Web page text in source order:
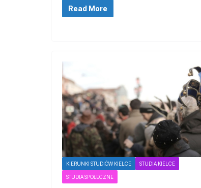
Read More
KIERUNKI STUDIÓW KIELCE STUDIA KIELCE
STUDIA SPOŁECZNE